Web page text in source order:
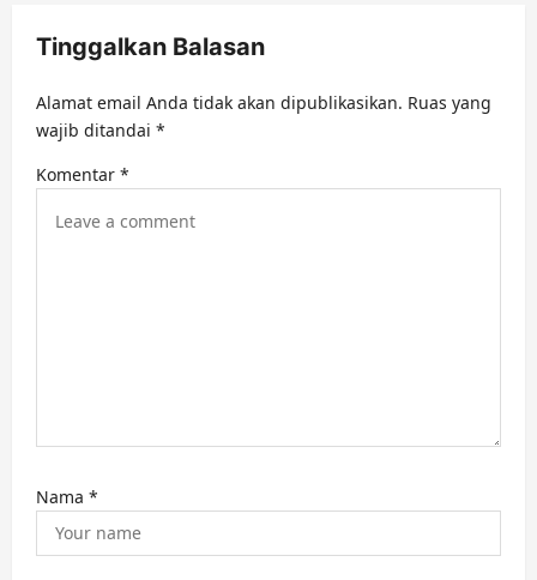
g
a
t
i
Tinggalkan Balasan
Alamat email Anda tidak akan dipublikasikan. Ruas yang
wajib ditandai *
Komentar *
Nama *